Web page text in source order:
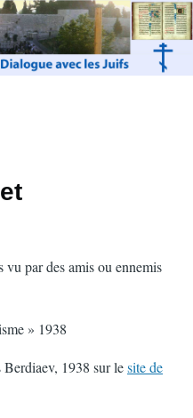
par des amis ou ennemis
» 1938
1938 sur lesite de